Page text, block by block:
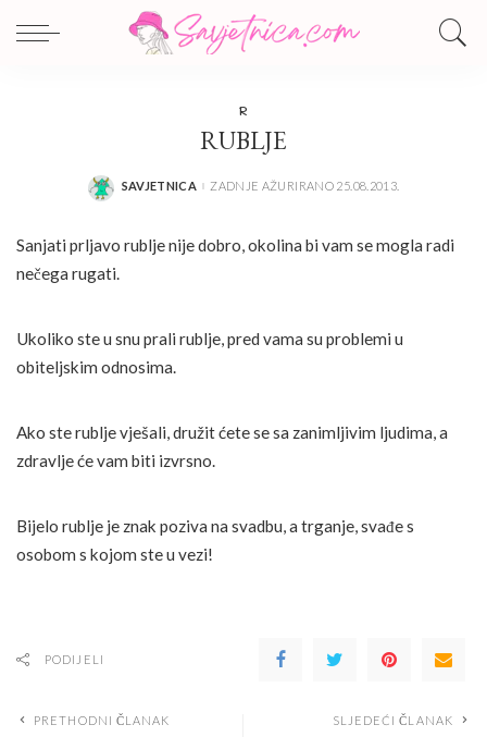
R
RUBLJE
POSTED
SAVJETNICA ZADNJE AŽURIRANO 25.08.2013.
Sanjati prljavo rublje nije dobro, okolina bi vam se mogla radi
nečega rugati.
Ukoliko ste u snu prali rublje, pred vama su problemi u
obiteljskim odnosima.
Ako ste rublje vješali, družit ćete se sa zanimljivim ljudima, a
zdravlje će vam biti izvrsno.
Bijelo rublje je znak poziva na svadbu, a trganje, svađe s
osobom s kojom ste u vezi!
PODIJELI
PRETHODNI ČLANAK SLJEDEĆI ČLANAK